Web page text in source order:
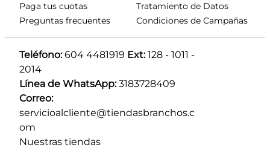
Paga tus cuotas
Preguntas frecuentes
Tratamiento de Datos
Condiciones de Campañas
Teléfono: 604 4481919 Ext: 128 - 1011 -
2014
Línea de WhatsApp: 3183728409
Correo:
servicioalcliente@tiendasbranchos.c
om
Nuestras tiendas